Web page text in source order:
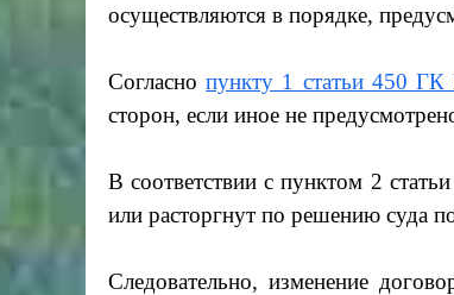
осуществляются в порядке,
Согласнопункту 1 статьи 450
сторон, если иное не
В соответствии с пунктом 2
или расторгнут по решению суда
Следовательно, изменение